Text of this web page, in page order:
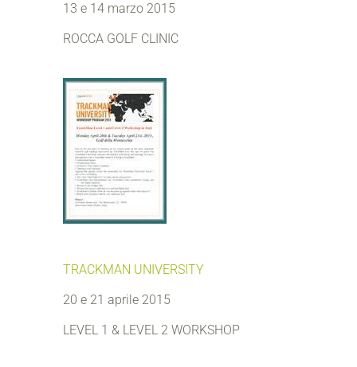
13 e 14 marzo 2015
ROCCA GOLF CLINIC
TRACKMAN UNIVERSITY
20 e 21 aprile 2015
LEVEL 1 & LEVEL 2 WORKSHOP